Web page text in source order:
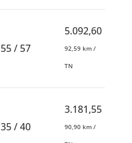
55 / 57
5.092,60
92,59 km /
TN
35 / 40
3.181,55
90,90 km /